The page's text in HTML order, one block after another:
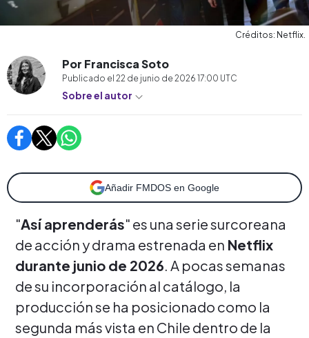
Créditos: Netflix.
Por Francisca Soto
Publicado el 22 de junio de 2026 17:00 UTC
Sobre el autor
Añadir FMDOS en Google
"Así aprenderás" es una serie surcoreana
de acción y drama estrenada en Netflix
durante junio de 2026. A pocas semanas
de su incorporación al catálogo, la
producción se ha posicionado como la
segunda más vista en Chile dentro de la